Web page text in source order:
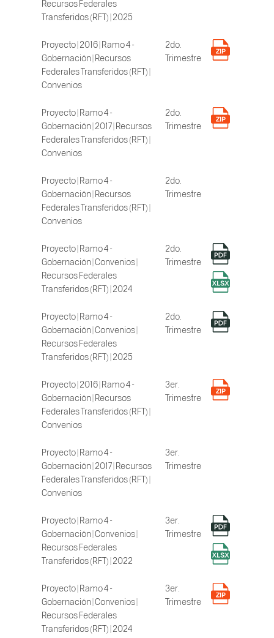
Recursos Federales
Transferidos (RFT) | 2025
Proyecto | 2016 | Ramo 4 -
Gobernación | Recursos
Federales Transferidos (RFT) |
Convenios
2do.
Trimestre
Proyecto | Ramo 4 -
Gobernación | 2017 | Recursos
Federales Transferidos (RFT) |
Convenios
2do.
Trimestre
Proyecto | Ramo 4 -
Gobernación | Recursos
Federales Transferidos (RFT) |
Convenios
2do.
Trimestre
Proyecto | Ramo 4 -
Gobernación | Convenios |
Recursos Federales
Transferidos (RFT) | 2024
2do.
Trimestre
Proyecto | Ramo 4 -
Gobernación | Convenios |
Recursos Federales
Transferidos (RFT) | 2025
2do.
Trimestre
Proyecto | 2016 | Ramo 4 -
Gobernación | Recursos
Federales Transferidos (RFT) |
Convenios
3er.
Trimestre
Proyecto | Ramo 4 -
Gobernación | 2017 | Recursos
Federales Transferidos (RFT) |
Convenios
3er.
Trimestre
Proyecto | Ramo 4 -
Gobernación | Convenios |
Recursos Federales
Transferidos (RFT) | 2022
3er.
Trimestre
Proyecto | Ramo 4 -
Gobernación | Convenios |
Recursos Federales
Transferidos (RFT) | 2024
3er.
Trimestre